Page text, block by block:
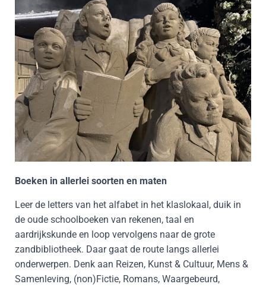
Boeken in allerlei soorten en maten
Leer de letters van het alfabet in het klaslokaal, duik in
de oude schoolboeken van rekenen, taal en
aardrijkskunde en loop vervolgens naar de grote
zandbibliotheek. Daar gaat de route langs allerlei
onderwerpen. Denk aan Reizen, Kunst & Cultuur, Mens &
Samenleving, (non)Fictie, Romans, Waargebeurd,